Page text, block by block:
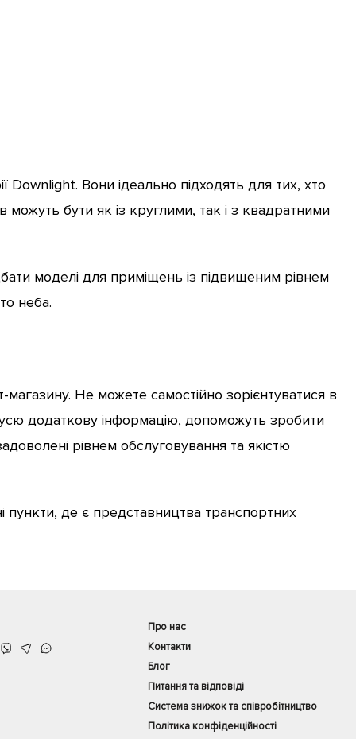
Downlight. Вони ідеально підходять для тих, хто
можуть бути як із круглими, так і з квадратними
моделі для приміщень із підвищеним рівнем
неба.
Не можете самостійно зорієнтуватися в
додаткову інформацію, допоможуть зробити
рівнем обслуговування та якістю
пункти, де є представництва транспортних
Про нас
Контакти
Блог
Питання та відповіді
Система знижок та співробітництво
Політика конфіденційності